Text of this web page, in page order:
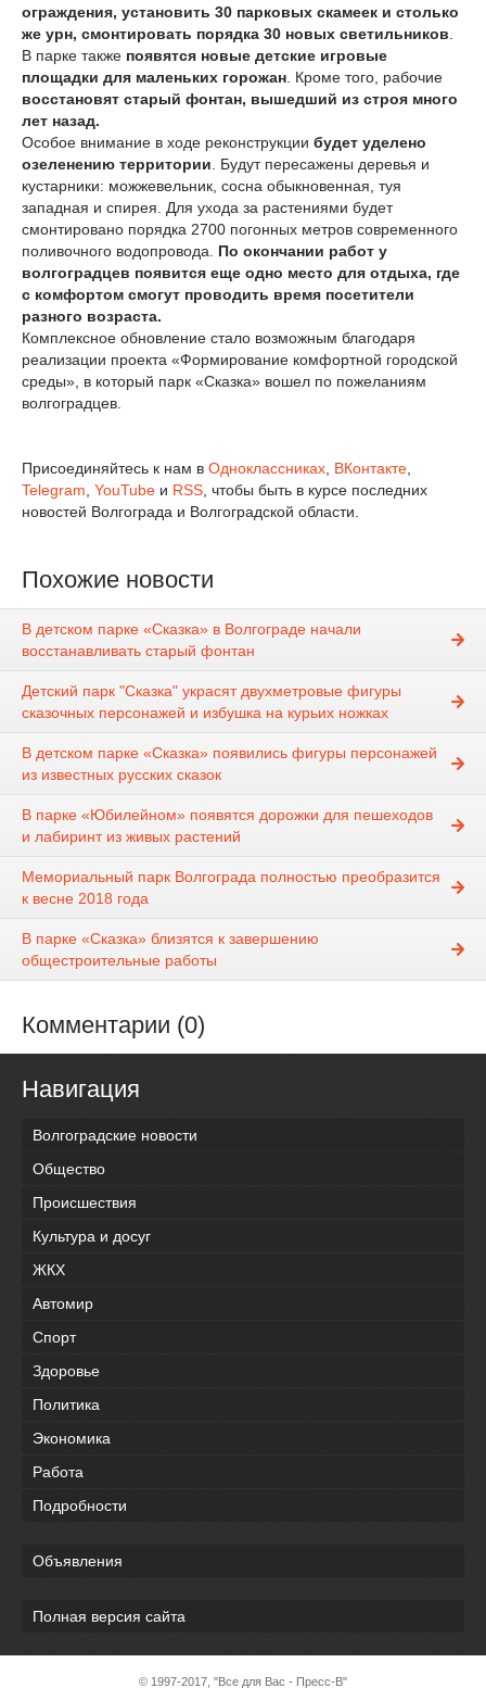
ограждения, установить 30 парковых скамеек и столько
же урн, смонтировать порядка 30 новых светильников
В парке также появятся новые детские игровые
площадки для маленьких горожан . Кроме того, рабочие
восстановят старый фонтан, вышедший из строя много
лет назад.
Особое внимание в ходе реконструкции будет уделено
озеленению территории . Будут пересажены деревья и
кустарники: можжевельник, сосна обыкновенная, туя
западная и спирея. Для ухода за растениями будет
смонтировано порядка 2700 погонных метров современного
поливочного водопровода. По окончании работ у
волгоградцев появится еще одно место для отдыха, где
с комфортом смогут проводить время посетители
разного возраста.
Комплексное обновление стало возможным благодаря
реализации проекта «Формирование комфортной городской
среды», в который парк «Сказка» вошел по пожеланиям
волгоградцев.
Присоединяйтесь к нам в Одноклассниках ВКонтакте
Telegram YouTube и RSS , чтобы быть в курсе последних
новостей Волгограда и Волгоградской области.
Похожие новости
В детском парке «Сказка» в Волгограде начали
восстанавливать старый фонтан
Детский парк "Сказка" украсят двухметровые фигуры
сказочных персонажей и избушка на курьих ножках
В детском парке «Сказка» появились фигуры персонажей
из известных русских сказок
В парке «Юбилейном» появятся дорожки для пешеходов
и лабиринт из живых растений
Мемориальный парк Волгограда полностью преобразится
к весне 2018 года
В парке «Сказка» близятся к завершению
общестроительные работы
Комментарии (0)
Навигация
Волгоградские новости
Общество
Происшествия
Культура и досуг
ЖКХ
Автомир
Спорт
Здоровье
Политика
Экономика
Работа
Подробности
Объявления
Полная версия сайта
© 1997-2017, "Все для Вас - Пресс-В"